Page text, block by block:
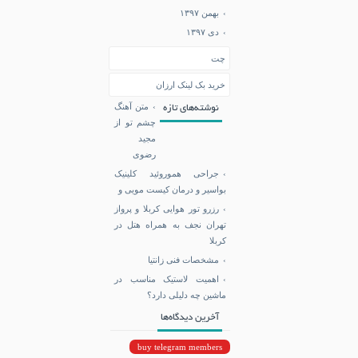
بهمن ۱۳۹۷
دی ۱۳۹۷
چت
خرید بک لینک ارزان
نوشته‌های تازه
متن آهنگ
چشم تو از
مجید
رضوی
جراحی هموروئید کلینیک
بواسیر و درمان کیست مویی و
رزرو تور هوایی کربلا و پرواز
تهران نجف به همراه هتل در
کربلا
مشخصات فنی زانتیا
اهمیت لاستیک مناسب در
ماشین چه دلیلی دارد؟
آخرین دیدگاه‌ها
buy telegram members